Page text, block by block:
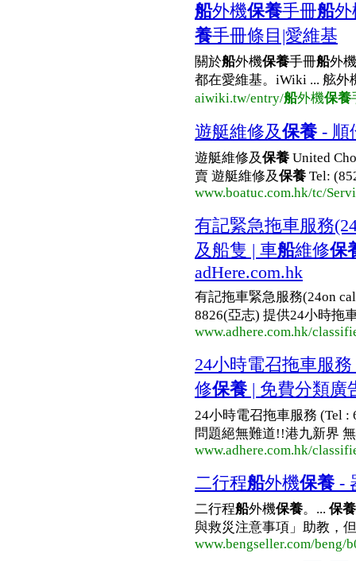
船外機保養手冊船外
養手冊條目|愛維基
關於船外機保養手冊船外機
都在愛維基。iWiki ... 舷外
aiwiki.tw/entry/船外機保養
遊艇維修及保養- 順
遊艇維修及保養 United
賣 遊艇維修及保養 Tel:
www.boatuc.com.hk/tc/
有記緊急拖車服務
及船隻 | 車船維修保
adHere.com.hk
有記拖車緊急服務(24on
8826(亞志) 提供24小時拖
www.adhere.com.hk/
24小時電召拖車服務
修保養| 免費分類廣
24小時電召拖車服務 (Tel
問題絕無難道!!港九新界
www.adhere.com.hk/
二行程船外機保養-
二行程船外機保養。... 保養
與救災注意事項」助教，
www.bengseller.com/beng/